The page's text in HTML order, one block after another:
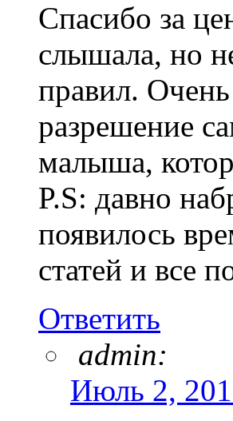
Спасибо за
слышала, но
правил.
разрешение
малыша,
P.S: давно
появилось
статей и все
Ответить
admin:
Июль 2,